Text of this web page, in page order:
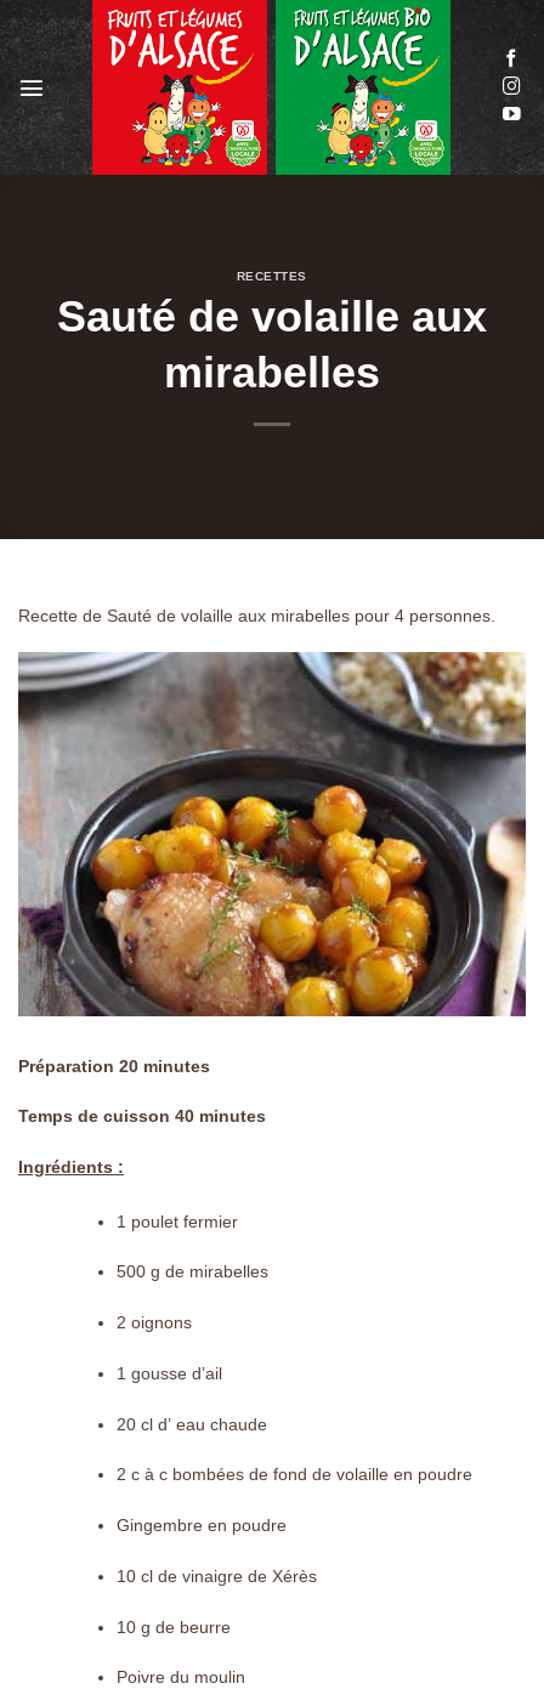
Passer
au
contenu
RECETTES
Sauté de volaille aux
mirabelles
Recette de Sauté de volaille aux mirabelles pour 4 personnes.
Préparation 20 minutes
Temps de cuisson 40 minutes
Ingrédients :
1 poulet fermier
500 g de mirabelles
2 oignons
1 gousse d’ail
20 cl d’ eau chaude
2 c à c bombées de fond de volaille en poudre
Gingembre en poudre
10 cl de vinaigre de Xérès
10 g de beurre
Poivre du moulin